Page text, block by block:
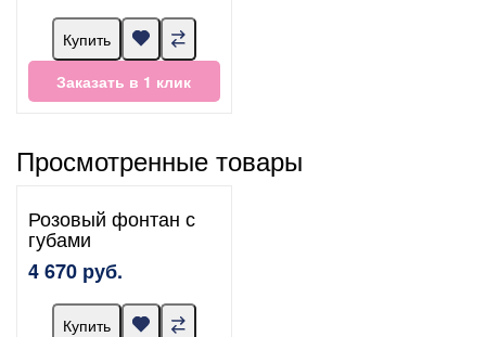
Купить
Заказать в 1 клик
Просмотренные товары
Розовый фонтан с
губами
4 670 руб.
Купить